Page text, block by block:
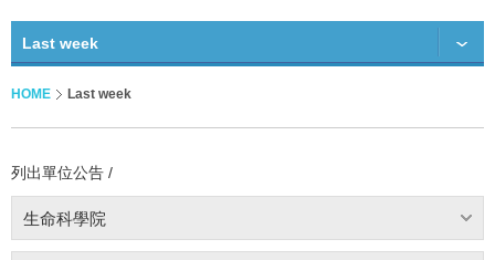
Last week
HOME Last week
列出單位公告 /
生命科學院